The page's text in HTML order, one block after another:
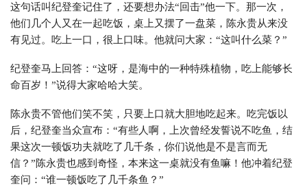
这句话叫纪登奎记住了，还要想办法“回击”他一下。那一次，
他们几个人又在一起吃饭，桌上又摆了一盘菜，陈永贵从来没
有见过。吃上一口，很上口味。他就问大家：“这叫什么菜？”
纪登奎马上回答：“这呀，是海中的一种特殊植物，吃上能够长
命百岁！”说得大家哈哈大笑。
陈永贵不管他们笑不笑，只要上口就大胆地吃起来。吃完饭以
后，纪登奎当众宣布：“有些人啊，上次曾经发誓说不吃鱼，结
果这次一顿饭功夫就吃了几千条，你们说他是不是言而无
信？”陈永贵也感到奇怪，本来这一桌就没有鱼嘛！他冲着纪登
奎问：“谁一顿饭吃了几千条鱼？”